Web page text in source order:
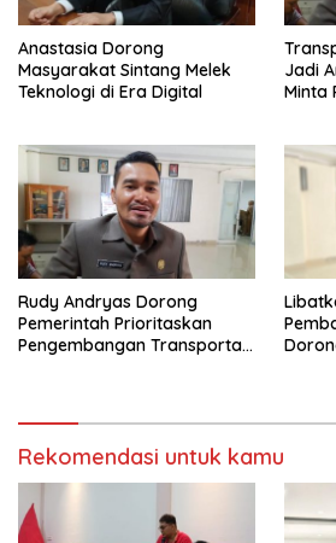
Anastasia Dorong
Masyarakat Sintang Melek
Teknologi di Era Digital
Jadi
Minta
Rudy Andryas Dorong
Pemerintah Prioritaskan
Pengembangan Transportasi
Rekomendasi untuk kamu